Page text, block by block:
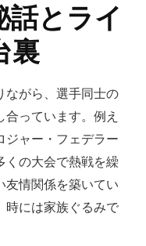
話とライ
裏
ながら、選手同士の
っています。例え
ジャー・フェデラー
くの大会で熱戦を繰
友情関係を築いてい
時には家族ぐるみで